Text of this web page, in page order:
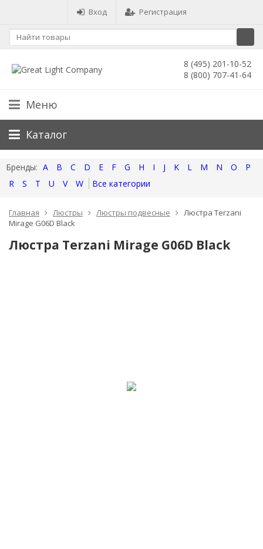
Вход Регистрация
8 (495) 201-10-52
8 (800) 707-41-64
Меню
Каталог
A B C D E F G H I J K L M N O
P
R
S T U V W Все категории
Главная Люстры Люстры подвесные
Люстра Terzani
Mirage G06D Black
Люстра Terzani Mirage G06D Black